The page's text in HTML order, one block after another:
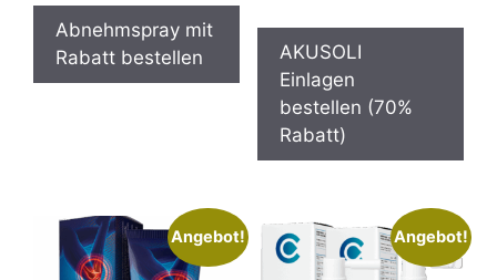
war:
79,95 €
ist:
36,65 €.
Abnehmspray mit
Rabatt bestellen
war:
99,97 €
ist:
AKUSOLI
Einlagen
bestellen (70%
Rabatt)
Angebot! Angebot!